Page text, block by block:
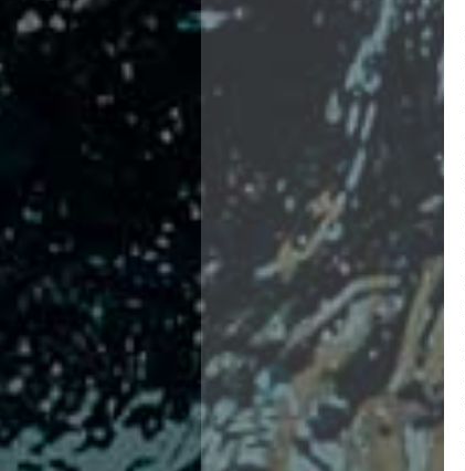
C. F. Napoli "Felice Scandone"
C.F. Palazzo del Nuoto Torino
C. F. Trieste "Bruno Bianchi"
C. F. Verona "Alberto Castagnetti"
Protezione Civile
Qualità
Sostenibilità
Privacy
Cookie Policy
Archivio News
Flash News
Galleria fotografica
Videogallery
Intranet
Webmail
Contatti
Mappa del sito